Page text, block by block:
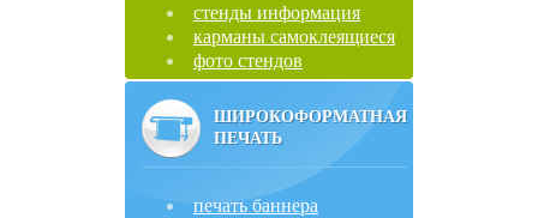
стенды информация
карманы самоклеящиеся
фото стендов
ШИРОКОФОРМАТНАЯ
ПЕЧАТЬ
печать баннера